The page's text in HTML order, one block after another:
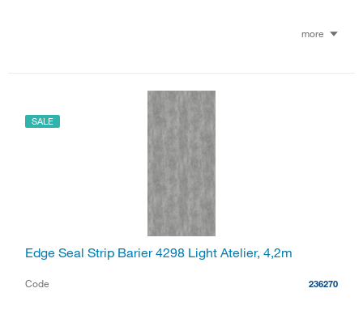
more
SALE
Edge Seal Strip Barier 4298 Light Atelier, 4,2m
Code 236270